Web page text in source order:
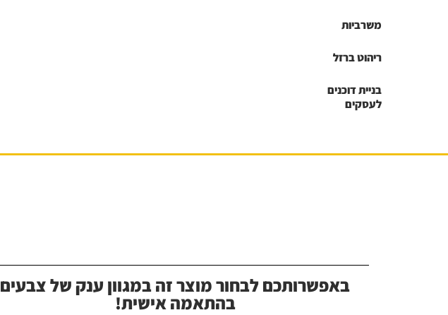
משרביות
ריהוט ברזל
בניית דוכנים
לעסקים
באפשרותכם לבחור מוצר זה במגוון ענק של צבעים
בהתאמה אישית!